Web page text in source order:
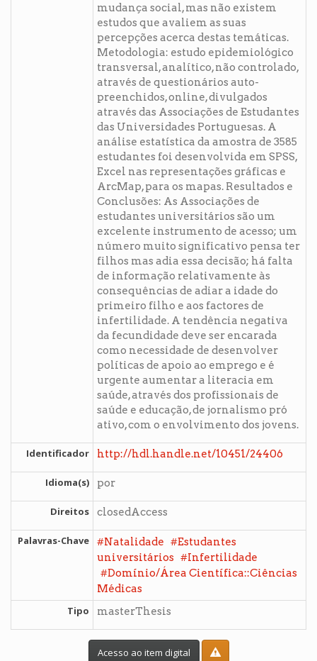
mudança social, mas não existem
estudos que avaliem as suas
percepções acerca destas temáticas.
Metodologia: estudo epidemiológico
transversal, analítico, não controlado,
através de questionários auto-
preenchidos, online, divulgados
através das Associações de Estudantes
das Universidades Portuguesas. A
análise estatística da amostra de 3585
estudantes foi desenvolvida em SPSS,
Excel nas representações gráficas e
ArcMap, para os mapas. Resultados e
Conclusões: As Associações de
estudantes universitários são um
excelente instrumento de acesso; um
número muito significativo pensa ter
filhos mas adia essa decisão; há falta
de informação relativamente às
consequências de adiar a idade do
primeiro filho e aos factores de
infertilidade. A tendência negativa
da fecundidade deve ser encarada
como necessidade de desenvolver
políticas de apoio ao emprego e é
urgente aumentar a literacia em
saúde, através dos profissionais de
saúde e educação, de jornalismo pró
ativo, com o envolvimento dos jovens.
Identificador http://hdl.handle.net/10451/24406
Idioma(s) por
Direitos closedAccess
Palavras-Chave #Natalidade #Estudantes
universitários #Infertilidade
#Domínio/Área Científica::Ciências
Médicas
Tipo
masterThesis
Acesso ao item digital